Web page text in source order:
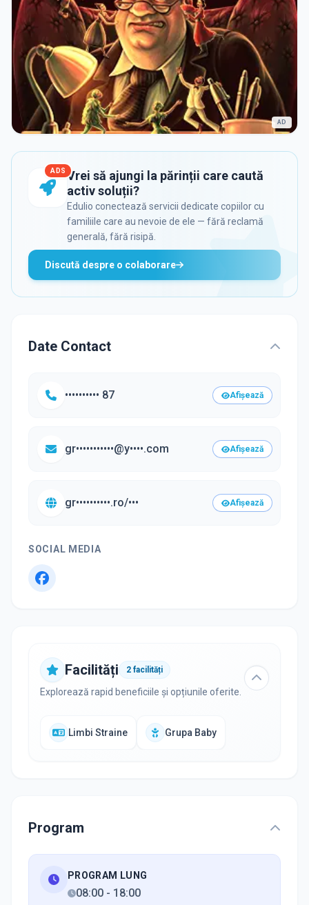
AD
ADS Vrei să ajungi la părinții care caută
activ soluții?
Edulio conectează servicii dedicate copiilor cu
familiile care au nevoie de ele — fără reclamă
generală, fără risipă.
Discută despre o colaborare
Date Contact
•••••••••• 87 Afișează
gr•••••••••••@y••••.com Afișează
gr••••••••••.ro/••• Afișează
SOCIAL MEDIA
Facilități 2 facilități
Explorează rapid beneficiile și opțiunile oferite.
Limbi Straine Grupa Baby
Program
PROGRAM LUNG
08:00 - 18:00